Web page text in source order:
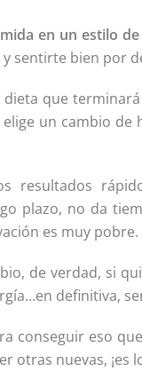
en un estilo de
sentirte bien por
dieta que
un cambio de
resultados
plazo, no da
es muy pobre.
de verdad, si
definitiva,
conseguir eso
otras nuevas, ¡es